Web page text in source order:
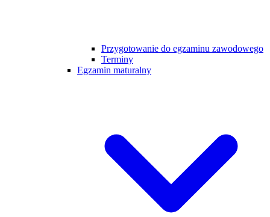
Przygotowanie do egzaminu zawodowego
Terminy
Egzamin maturalny